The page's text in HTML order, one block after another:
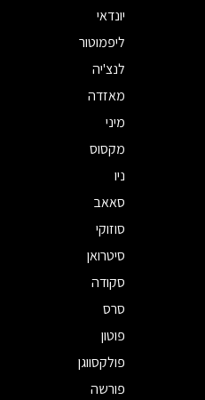
יונדאי
ליפמוטור
לנצ'יה
מאזדה
מיני
מקסוס
ניו
סאאב
סוזוקי
סיטרואן
סקודה
סרס
פוטון
פולקסווגן
פורשה